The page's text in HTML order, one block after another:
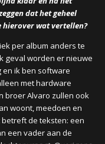
dat het geheel
wat vertellen?
per album anders te
geval worden er nieuwe
ik ben software
met hardware
broer Alvaro zullen ook
woont, meedoen en
de teksten: een
een vader aan de